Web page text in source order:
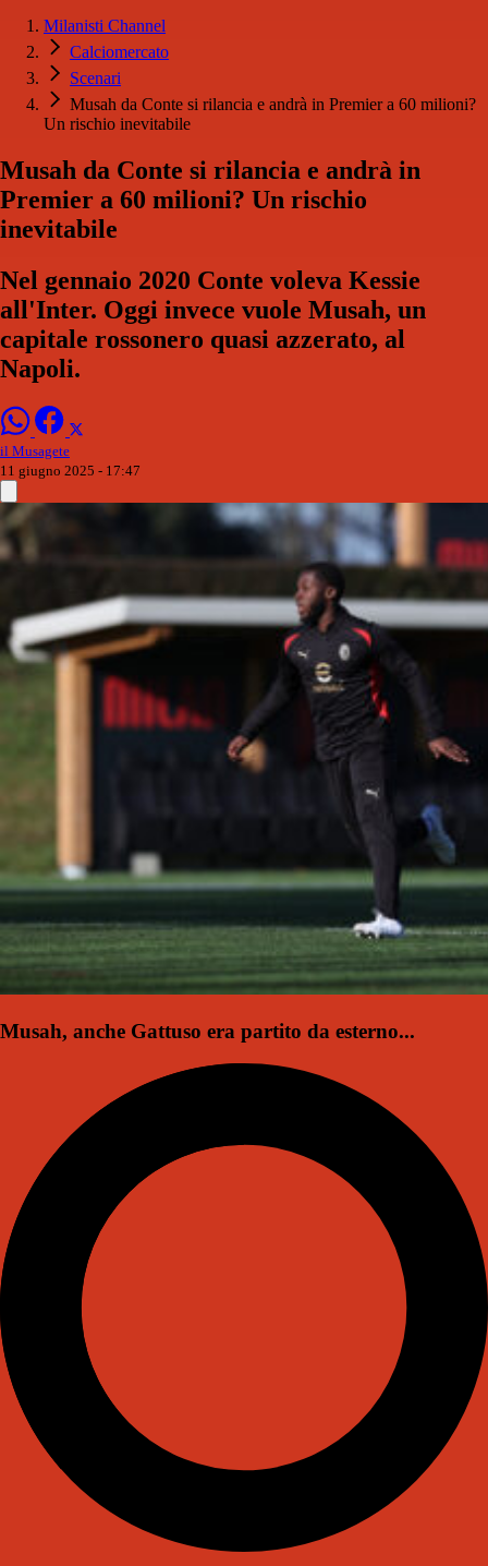
Milanisti Channel
Calciomercato
Scenari
Musah da Conte si rilancia e andrà in Premier a 60 milioni?
Un rischio inevitabile
Musah da Conte si rilancia e andrà in
Premier a 60 milioni? Un rischio
inevitabile
Nel gennaio 2020 Conte voleva Kessie
all'Inter. Oggi invece vuole Musah, un
capitale rossonero quasi azzerato, al
Napoli.
il Musagete
11 giugno 2025 - 17:47
Musah, anche Gattuso era partito da esterno...